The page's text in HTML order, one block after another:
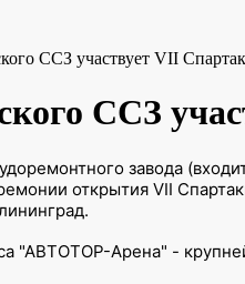
ССЗ участвует VII
ССЗ
завода
открытия VII
"АВТОТОР-Арена" -